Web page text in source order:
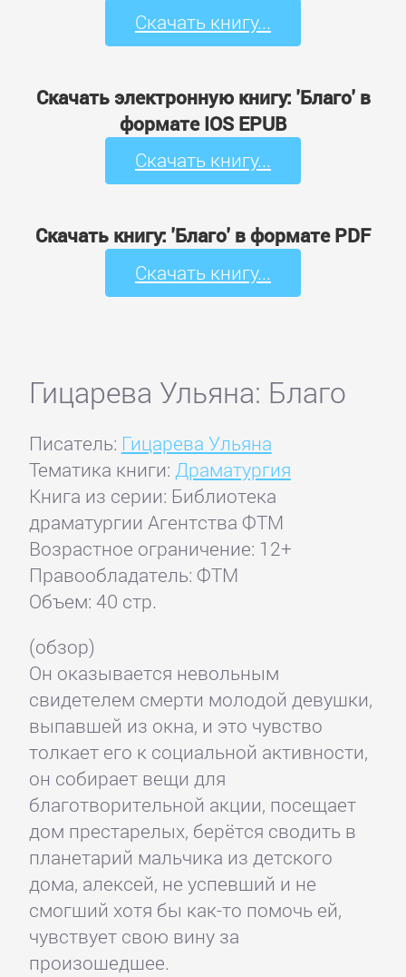
Скачать книгу...
Скачать электронную книгу: 'Благо' в
формате IOS EPUB
Скачать книгу...
Скачать книгу: 'Благо' в формате PDF
Скачать книгу...
Гицарева Ульяна: Благо
Писатель: Гицарева Ульяна
Тематика книги: Драматургия
Книга из серии: Библиотека
драматургии Агентства ФТМ
Возрастное ограничение: 12+
Правообладатель: ФТМ
Объем: 40 стр.
(обзор)
Он оказывается невольным
свидетелем смерти молодой девушки,
выпавшей из окна, и это чувство
толкает его к социальной активности,
он собирает вещи для
благотворительной акции, посещает
дом престарелых, берётся сводить в
планетарий мальчика из детского
дома, алексей, не успевший и не
смогший хотя бы как-то помочь ей,
чувствует свою вину за
произошедшее.